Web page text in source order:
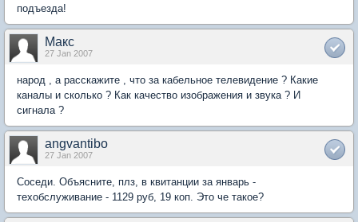
подъезда!
Макс
27 Jan 2007
народ , а расскажите , что за кабельное телевидение ? Какие
каналы и сколько ? Как качество изображения и звука ? И
сигнала ?
angvantibo
27 Jan 2007
Соседи. Объясните, плз, в квитанции за январь -
техобслуживание - 1129 руб, 19 коп. Это че такое?